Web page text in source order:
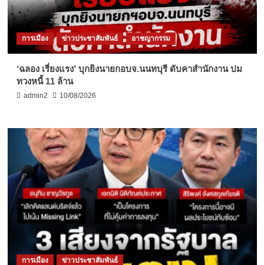
การเมือง ข่าวประชาสัมพันธ์ อาชญากรรม
‘ฉลอง เรี่ยงแรง’ บุกยิงนายกอบจ.นนทบุรี ดับคาสำนักงาน ปม
ทวงหนี้ 11 ล้าน
admin2 10/08/2026
การเมือง ข่าวประชาสัมพันธ์